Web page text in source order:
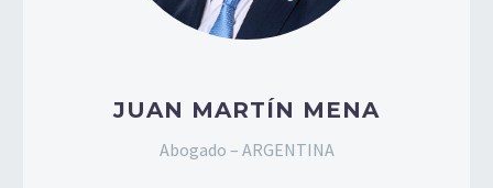
JUAN MARTÍN MENA
Abogado – ARGENTINA